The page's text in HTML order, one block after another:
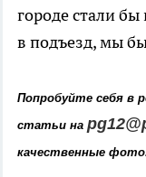
городе стали
в подъезд, мы
Попробуйте себя в
статьи на
качественные